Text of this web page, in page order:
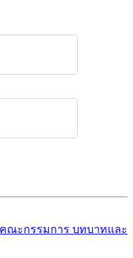
ณะกรรมการ บทบาทและ